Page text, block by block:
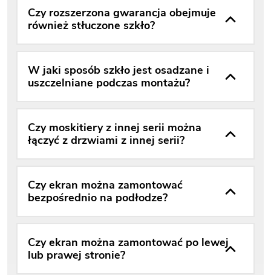
Czy rozszerzona gwarancja obejmuje
również stłuczone szkło?
W jaki sposób szkło jest osadzane i
uszczelniane podczas montażu?
Czy moskitiery z innej serii można
łączyć z drzwiami z innej serii?
Czy ekran można zamontować
bezpośrednio na podłodze?
Czy ekran można zamontować po lewej
lub prawej stronie?